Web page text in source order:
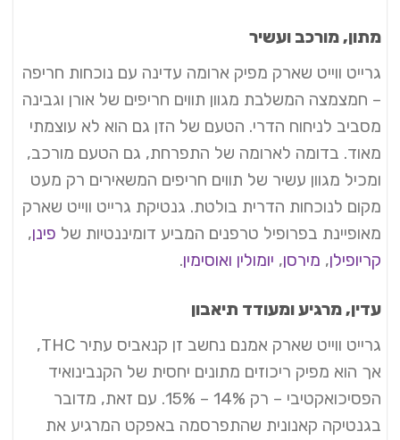
מתון, מורכב ועשיר
גרייט ווייט שארק מפיק ארומה עדינה עם נוכחות חריפה
– חמצמצה המשלבת מגוון תווים חריפים של אורן וגבינה
מסביב לניחוח הדרי. הטעם של הזן גם הוא לא עוצמתי
מאוד. בדומה לארומה של התפרחת, גם הטעם מורכב,
ומכיל מגוון עשיר של תווים חריפים המשאירים רק מעט
מקום לנוכחות הדרית בולטת. גנטיקת גרייט ווייט שארק
מאופיינת בפרופיל טרפנים המביע דומיננטיות של פינן,
קריופילן, מירסן, יומולין ואוסימין.
עדין, מרגיע ומעודד תיאבון
גרייט ווייט שארק אמנם נחשב זן קנאביס עתיר THC,
אך הוא מפיק ריכוזים מתונים יחסית של הקנבינואיד
הפסיכואקטיבי – רק 14% – 15%. עם זאת, מדובר
בגנטיקה קאנונית שהתפרסמה באפקט המרגיע את